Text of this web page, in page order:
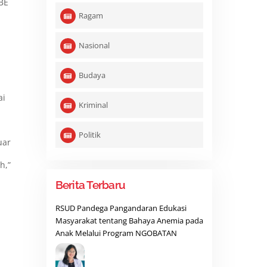
Ragam
Nasional
Budaya
Kriminal
Politik
Berita Terbaru
RSUD Pandega Pangandaran Edukasi
Masyarakat tentang Bahaya Anemia pada
Anak Melalui Program NGOBATAN